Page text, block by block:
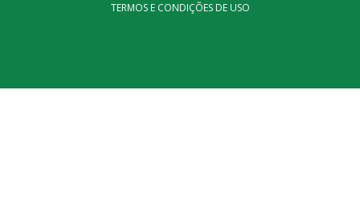
TERMOS E CONDIÇÕES DE USO